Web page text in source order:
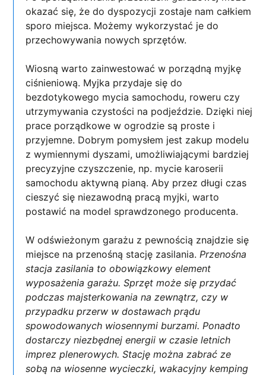
okazać się, że do dyspozycji zostaje nam całkiem
sporo miejsca. Możemy wykorzystać je do
przechowywania nowych sprzętów.
Wiosną warto zainwestować w porządną myjkę
ciśnieniową. Myjka przydaje się do
bezdotykowego mycia samochodu, roweru czy
utrzymywania czystości na podjeździe. Dzięki niej
prace porządkowe w ogrodzie są proste i
przyjemne. Dobrym pomysłem jest zakup modelu
z wymiennymi dyszami, umożliwiającymi bardziej
precyzyjne czyszczenie, np. mycie karoserii
samochodu aktywną pianą. Aby przez długi czas
cieszyć się niezawodną pracą myjki, warto
postawić na model sprawdzonego producenta.
W odświeżonym garażu z pewnością znajdzie się
miejsce na przenośną stację zasilania. Przenośna
stacja zasilania to obowiązkowy element
wyposażenia garażu. Sprzęt może się przydać
podczas majsterkowania na zewnątrz, czy w
przypadku przerw w dostawach prądu
spowodowanych wiosennymi burzami. Ponadto
dostarczy niezbędnej energii w czasie letnich
imprez plenerowych. Stację można zabrać ze
sobą na wiosenne wycieczki, wakacyjny kemping